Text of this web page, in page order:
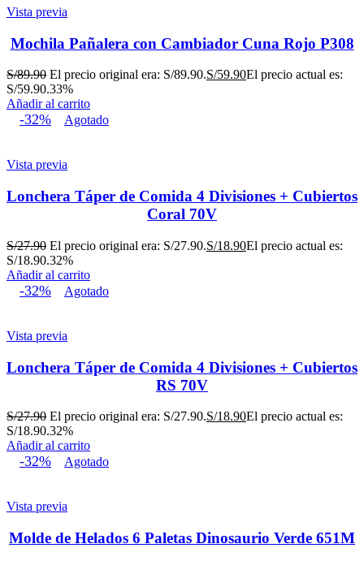
Vista previa
Mochila Pañalera con Cambiador Cuna Rojo P308
S/89.90 El precio original era: S/89.90.S/59.90El precio actual es:
S/59.90.33%
Añadir al carrito
-32% Agotado
Vista previa
Lonchera Táper de Comida 4 Divisiones + Cubiertos
Coral 70V
S/27.90 El precio original era: S/27.90.S/18.90El precio actual es:
S/18.90.32%
Añadir al carrito
-32% Agotado
Vista previa
Lonchera Táper de Comida 4 Divisiones + Cubiertos
RS 70V
S/27.90 El precio original era: S/27.90.S/18.90El precio actual es:
S/18.90.32%
Añadir al carrito
-32% Agotado
Vista previa
Molde de Helados 6 Paletas Dinosaurio Verde 651M